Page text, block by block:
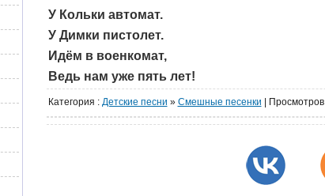
У Кольки автомат.
У Димки пистолет.
Идём в военкомат,
Ведь нам уже пять лет!
Категория : Детские песни » Cмешные песенки | Просмотров